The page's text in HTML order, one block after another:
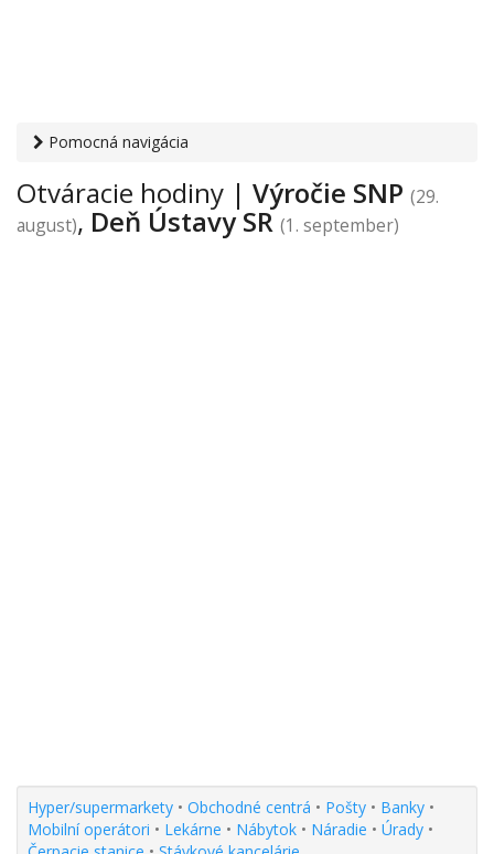
Pomocná navigácia
Otváracie hodiny | Výročie SNP (29.
august), Deň Ústavy SR (1. september)
Hyper/supermarkety • Obchodné centrá • Pošty • Banky •
Mobilní operátori • Lekárne • Nábytok • Náradie • Úrady •